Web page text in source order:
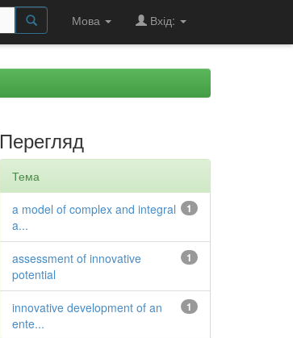
Мова Вхід:
Перегляд
Тема
1
a model of complex and integral
a...
1
assessment of innovative
potential
1
innovative development of an
ente...